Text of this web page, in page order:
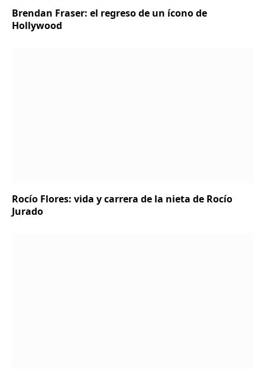
Brendan Fraser: el regreso de un ícono de
Hollywood
Rocío Flores: vida y carrera de la nieta de Rocío
Jurado